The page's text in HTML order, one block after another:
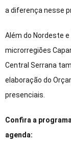
a diferença nesse
Além do Nordeste
microrregiões
Central Serrana
elaboração do
presenciais.
Confira a
agenda: